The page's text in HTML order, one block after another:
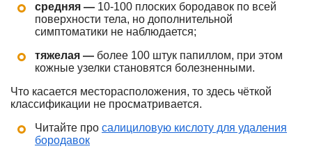
средняя — 10-100 плоских бородавок по всей
поверхности тела, но дополнительной
симптоматики не наблюдается;
тяжелая — более 100 штук папиллом, при этом
кожные узелки становятся болезненными.
Что касается месторасположения, то здесь чёткой
классификации не просматривается.
Читайте про салициловую кислоту для удаления
бородавок